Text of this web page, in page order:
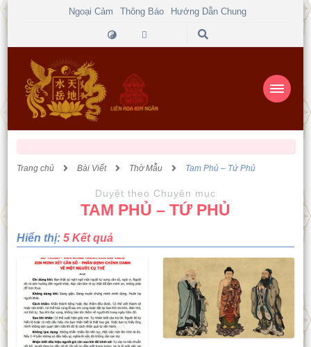
Ngoại Cảm Thông Báo Hướng Dẫn Chung
Trang chủ Bài Viết Thờ Mẫu Tam Phủ – Tứ Phủ
Duyệt theo Chuyên mục
TAM PHỦ – TỨ PHỦ
Hiển thị: 5 Kết quả